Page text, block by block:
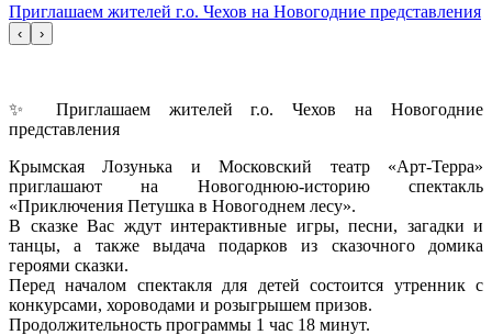
Приглашаем жителей г.о. Чехов на Новогодние представления
‹ ›
✨ Приглашаем жителей г.о. Чехов на Новогодние
представления
Крымская Лозунька и Московский театр «Арт-Терра»
приглашают на Новогоднюю-историю спектакль
«Приключения Петушка в Новогоднем лесу».
В сказке Вас ждут интерактивные игры, песни, загадки и
танцы, а также выдача подарков из сказочного домика
героями сказки.
Перед началом спектакля для детей состоится утренник с
конкурсами, хороводами и розыгрышем призов.
Продолжительность программы 1 час 18 минут.